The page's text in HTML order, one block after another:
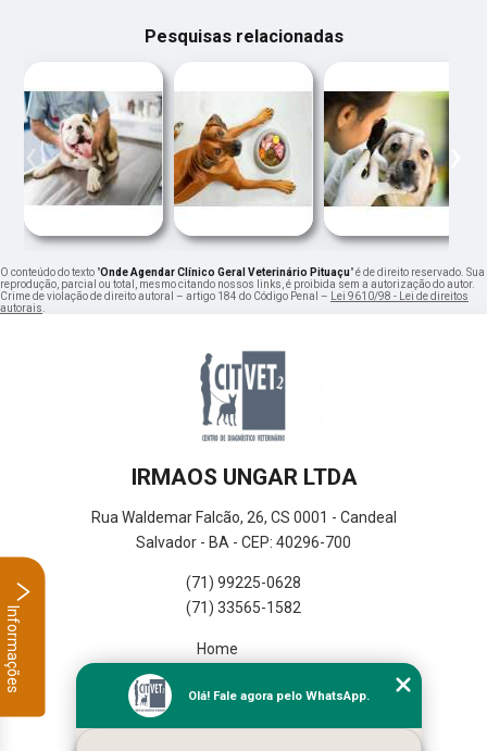
Pesquisas relacionadas
‹ ›
O conteúdo do texto "Onde Agendar Clínico Geral Veterinário Pituaçu" é de direito reservado. Sua
reprodução, parcial ou total, mesmo citando nossos links, é proibida sem a autorização do autor.
Crime de violação de direito autoral – artigo 184 do Código Penal – Lei 9610/98 - Lei de direitos
autorais.
IRMAOS UNGAR LTDA
Rua Waldemar Falcão, 26, CS 0001 - Candeal
Salvador - BA - CEP: 40296-700
(71) 99225-0628
(71) 33565-1582
Home
Missão
Serviços
Olá! Fale agora pelo WhatsApp.
Informações